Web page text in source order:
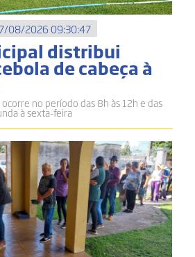
08/2026 09:30:47
distribui
de cabeça à
no período das 8h às 12h e das
à sexta-feira